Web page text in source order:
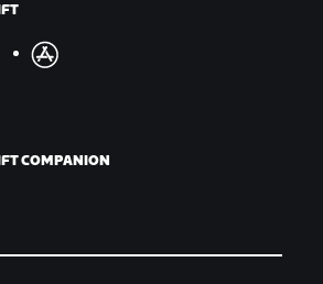
COMPANION